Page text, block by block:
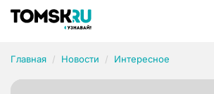
Главная Новости Интересное